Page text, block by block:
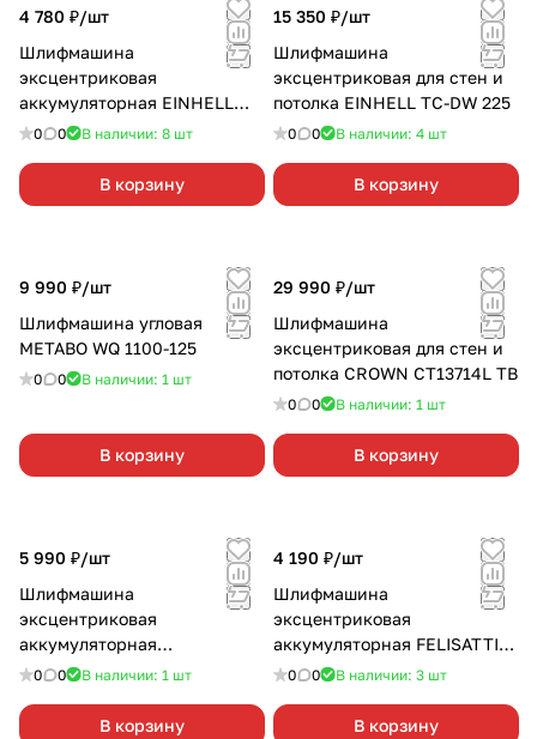
4 780 ₽/шт
Шлифмашина
эксцентриковая
аккумуляторная EINHELL
PXC TE-RS 18 LI-SOLO без
0 0 В наличии: 8 шт
В корзину
15 350 ₽/шт
Шлифмашина
эксцентриковая для стен и
потолка EINHELL TC-DW 225
0 0 В наличии: 4 шт
В корзину
9 990 ₽/шт
Шлифмашина угловая
METABO WQ 1100-125
0 0 В наличии: 1 шт
В корзину
29 990 ₽/шт
Шлифмашина
эксцентриковая для стен и
потолка CROWN CT13714L TB
0 0 В наличии: 1 шт
В корзину
5 990 ₽/шт
Шлифмашина
эксцентриковая
аккумуляторная
GREENWORKS G24ROS без
0 0 В наличии: 1 шт
В корзину
4 190 ₽/шт
Шлифмашина
эксцентриковая
аккумуляторная FELISATTI
ЭШМ-125/18ЛЗ без АКБ и З/
0 0 В наличии: 3 шт
В корзину